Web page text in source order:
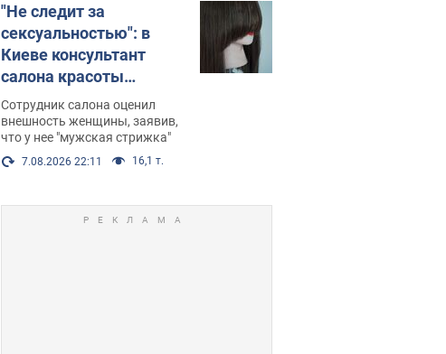
"Не следит за
сексуальностью": в
Киеве консультант
салона красоты
оскорбил женщину
после химиотерапии,
разгорелся скандал.
Фото
Сотрудник салона оценил
внешность женщины, заявив,
что у нее "мужская стрижка"
7.08.2026 22:11 16,1 т.